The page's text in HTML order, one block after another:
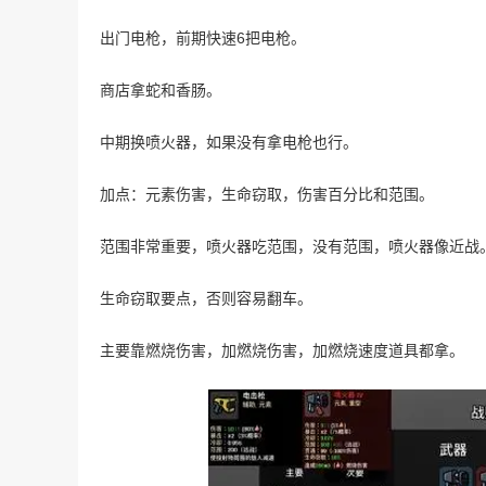
出门电枪，前期快速6把电枪。
商店拿蛇和香肠。
中期换喷火器，如果没有拿电枪也行。
加点：元素伤害，生命窃取，伤害百分比和范围。
范围非常重要，喷火器吃范围，没有范围，喷火器像近战
生命窃取要点，否则容易翻车。
主要靠燃烧伤害，加燃烧伤害，加燃烧速度道具都拿。